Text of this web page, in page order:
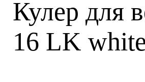
Кулер для
16 LK